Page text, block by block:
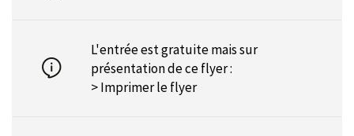
L'entrée est gratuite mais sur
présentation de ce flyer :
> Imprimer le flyer